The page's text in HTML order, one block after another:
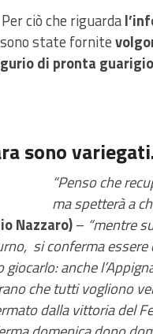
Per ciò che riguarda
state fornite
di pronta
sono
“Penso che
ma spetterà a
Nazzaro)– “mentre
si conferma
anche
che tutti vogliono
dalla vittoria del